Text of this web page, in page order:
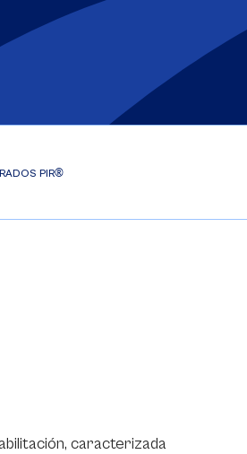
PIR®
caracterizada